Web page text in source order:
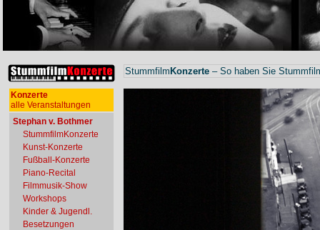
Konzerte
alle Veranstaltungen
Stephan v. Bothmer
StummfilmKonzerte
Kunst-Konzerte
Fußball-Konzerte
Piano-Recital
Filmmusik-Show
Workshops
Kinder & Jugendl.
Besetzungen
Stummfilm Konzerte– So haben Sie